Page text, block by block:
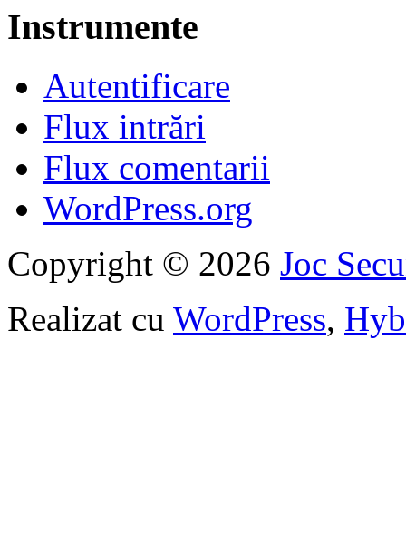
Instrumente
Autentificare
Flux intrări
Flux comentarii
WordPress.org
Copyright © 2026 Joc
Realizat cu WordPress,